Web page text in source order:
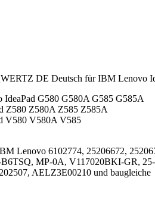
DE Deutsch für IBM Lenovo
G580 G580A G585 G585A
Z580 Z580A Z585 Z585A
V580 V580A V585
Lenovo 6102774, 25206672,
MP-0A, V117020BKI-GR, 25-
AELZ3E00210 und baugleiche